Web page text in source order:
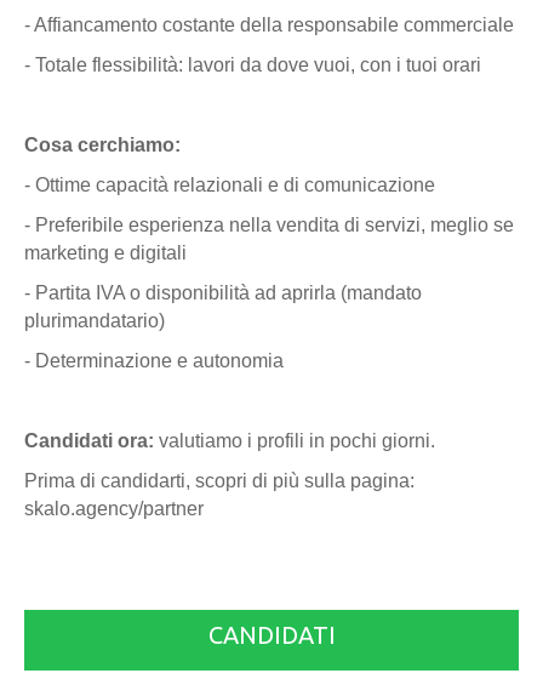
- Affiancamento costante della responsabile commerciale
- Totale flessibilità: lavori da dove vuoi, con i tuoi orari
Cosa cerchiamo:
- Ottime capacità relazionali e di comunicazione
- Preferibile esperienza nella vendita di servizi, meglio se
marketing e digitali
- Partita IVA o disponibilità ad aprirla (mandato
plurimandatario)
- Determinazione e autonomia
Candidati ora: valutiamo i profili in pochi giorni.
Prima di candidarti, scopri di più sulla pagina:
skalo.agency/partner
CANDIDATI